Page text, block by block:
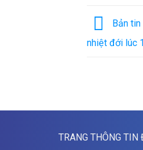
Bản
nhiệt đới lúc
TRANG THÔNG TIN